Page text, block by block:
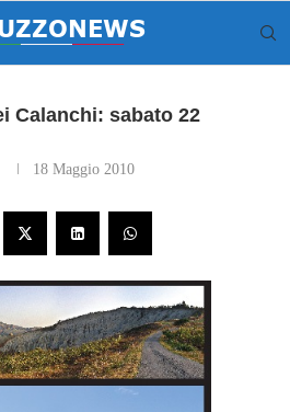
Calanchi: sabato 22
18 Maggio 2010